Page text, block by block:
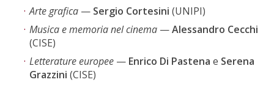
Arte grafica — Sergio Cortesini (UNIPI)
Musica e memoria nel cinema —Alessandro Cecchi
(CISE)
Letterature europee — Enrico Di Pastena e Serena
Grazzini (CISE)